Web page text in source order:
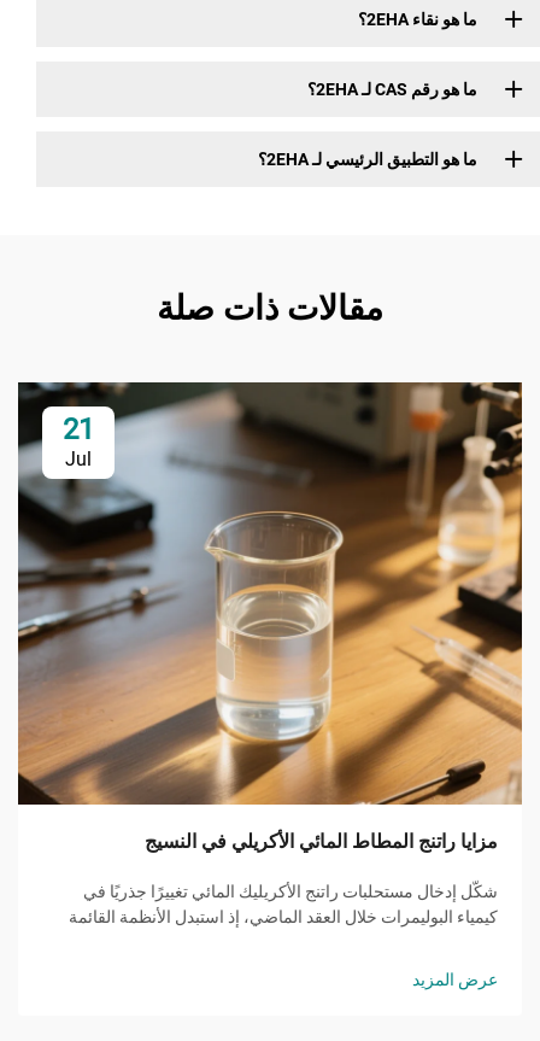
ما هو نقاء 2EHA؟
ما هو رقم CAS لـ 2EHA؟
ما هو التطبيق الرئيسي لـ 2EHA؟
مقالات ذات صلة
21
Jul
مزايا راتنج المطاط المائي الأكريلي في النسيج
شكّل إدخال مستحلبات راتنج الأكريليك المائي تغييرًا جذريًا في
كيمياء البوليمرات خلال العقد الماضي، إذ استبدل الأنظمة القائمة
كمرحلة مستمرة من التفاعل...
عرض المزيد